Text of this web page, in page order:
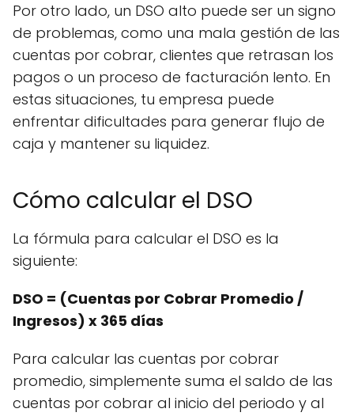
Por otro lado, un DSO alto puede ser un signo
de problemas, como una mala gestión de las
cuentas por cobrar, clientes que retrasan los
pagos o un proceso de facturación lento. En
estas situaciones, tu empresa puede
enfrentar dificultades para generar flujo de
caja y mantener su liquidez.
Cómo calcular el DSO
La fórmula para calcular el DSO es la
siguiente:
DSO = (Cuentas por Cobrar Promedio /
Ingresos) x 365 días
Para calcular las cuentas por cobrar
promedio, simplemente suma el saldo de las
cuentas por cobrar al inicio del periodo y al